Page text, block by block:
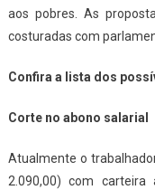
aos pobres. As
costuradas com
Confira a lista dos
Corte no abono salarial
Atualmente o
2.090,00) com